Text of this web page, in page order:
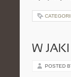
W
POSTED